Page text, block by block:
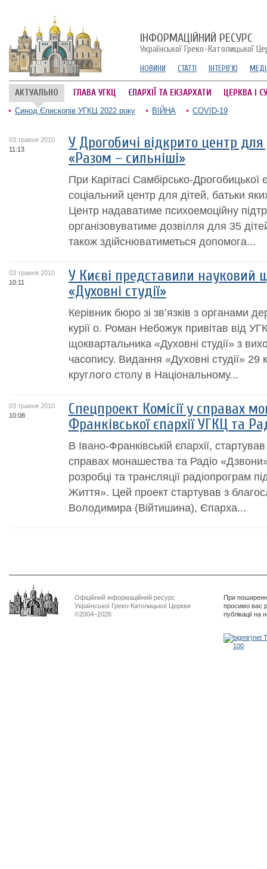
ІНФОРМАЦІЙНИЙ РЕСУРС
Української Греко-Католицької
НОВИНИ СТАТТІ ІНТЕРВ'Ю
АКТУАЛЬНО ГЛАВА УГКЦ ЄПАРХІЇ ТА ЕКЗАРХАТИ ЦЕРКВА І
Синод Єпископів УГКЦ 2022 року ВІЙНА COVID-19
03 травня 2010
11:13
У Дрогобичі відкрито центр для
«Разом – сильніші»
При Карітасі Самбірсько-Дрогобицької
соціальний центр для дітей, батьки
Центр надаватиме психоемоційну
організовуватиме дозвілля для 35
також здійснюватиметься допомога...
03 травня 2010
10:11
У Києві представили науковий
«Духовні студії»
Керівник бюро зі зв’язків з органами
курії о. Роман Небожук привітав від
щоквартальника «Духовні студії» з
часопису. Видання «Духовні студії» 29
круглого столу в Національному...
03 травня 2010
10:08
Спецпроект Комісії у справах
Франківської єпархії УГКЦ та
В Івано-Франківській єпархії,
справах монашества та Радіо
розробці та трансляції радіопрограм
Життя». Цей проект стартував з
Володимира (Війтишина), Єпарха...
Офіційний інформаційний ресурс
Української Греко-Католицької Церкви
©2004–2026
При
просимо вас
публікації на